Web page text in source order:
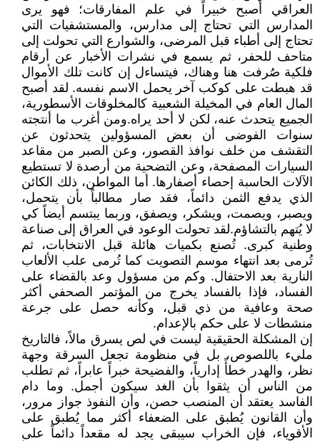
العراقي أصبح خبيراً في علم المفارقات؛ فهو يرى
المدارس التي تحتاج إلى مدارس، والمستشفيات التي
تحتاج إلى أطباء قبل المرضى، والشوارع التي تحولت إلى
متاحف للحفر، ثم يسمع في نشرات الأخبار عن أرقام
فلكية صُرفت هنا وهناك، فيتساءل إن كانت تلك الأموال
قد هبطت على كوكب آخر يحمل الاسم نفسه. لقد أصبح
المال العام في المخيلة الشعبية كالمخلوقات الأسطورية،
الجميع يتحدث عنه، لكن لا أحد يراه.ومن أغرب ما أنتجته
سنوات الفوضى أن بعض المسؤولين يتحدثون عن
التقشف من خلف نوافذ القصور، وعن الصبر من مقاعد
السيارات المصفحة، وعن التضحية من أرصدة لا تستطيع
الآلات الحاسبة إحصاء أصفارها. أما المواطن، ذلك الكائن
الذي يدفع الثمن دائماً، فقد صار مطالباً بأن يتحمل،
ويصبر، ويصمت، ويشكر، ويصفق، وربما يبتسم أيضاً كي
لا يُتهم بالتشاؤم.لقد تحولت الوعود في العراق إلى صناعة
وطنية كبرى. تُصنع بكميات هائلة قبل الانتخابات، ثم
تُرمى بعد انتهاء موسم التصويت كما تُرمى علب الألعاب
النارية بعد الاحتفال. وكم من مسؤول وعد بالقضاء على
الفساد، فإذا بالفساد يخرج من المؤتمر الصحفي أكثر
صحة وعافية من ذي قبل، وكأنه حصل على جرعة
منشطات لا على حكم بالإعدام.
إن المشكلة الحقيقية ليست في لص يسرق مالاً، فالتاريخ
مليء باللصوص، بل في منظومة تجعل السرقة وجهة
نظر، والهدر خطأً إدارياً، والفضيحة خبراً عابراً، ثم تطلب
من الناس أن يثقوا بأن الغد سيكون أجمل. وما دام
الفاسد يعتقد أن المنصب حصن، وأن النفوذ جواز مرور،
وأن القانون يُطبق على الضعفاء أكثر مما يُطبق على
الأقوياء، فإن الخراب سيبقى يجد له مقعداً دائماً على